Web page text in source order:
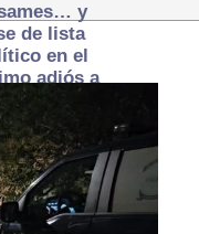
y
de lista
en el
adiós a
Grande